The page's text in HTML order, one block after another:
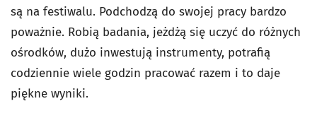
są na festiwalu. Podchodzą do swojej pracy bardzo
poważnie. Robią badania, jeżdżą się uczyć do różnych
ośrodków, dużo inwestują instrumenty, potrafią
codziennie wiele godzin pracować razem i to daje
piękne wyniki.